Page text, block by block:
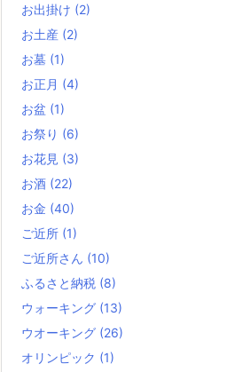
お出掛け (2)
お土産 (2)
お墓 (1)
お正月 (4)
お盆 (1)
お祭り (6)
お花見 (3)
お酒 (22)
お金 (40)
ご近所 (1)
ご近所さん (10)
ふるさと納税 (8)
ウォーキング (13)
ウオーキング (26)
オリンピック (1)